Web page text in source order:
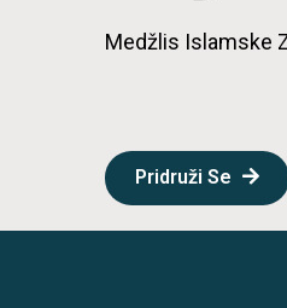
Medžlis Islamske
Pridruži Se